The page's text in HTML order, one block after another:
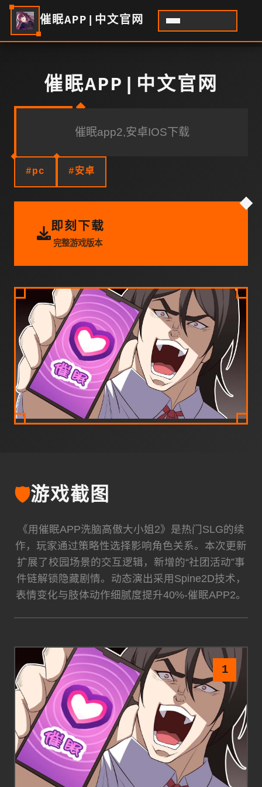
催眠APP|中文官网
催眠APP|中文官网
催眠app2,安卓IOS下载
#pc #安卓
即刻下载
完整游戏版本
🛡️游戏截图
《用催眠APP洗脑高傲大小姐2》是热门SLG的续
作，玩家通过策略性选择影响角色关系。本次更新
扩展了校园场景的交互逻辑，新增的“社团活动”事
件链解锁隐藏剧情。动态演出采用Spine2D技术，
表情变化与肢体动作细腻度提升40%-催眠APP2。
1